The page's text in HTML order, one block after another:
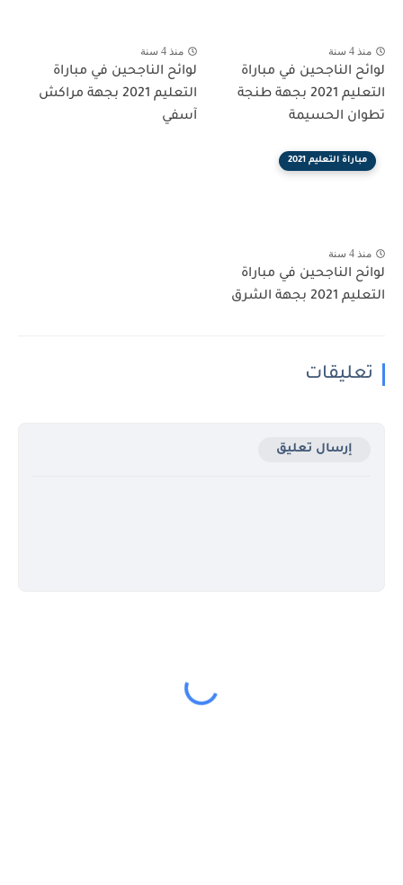
منذ 4 سنة
لوائح الناجحين في مباراة
التعليم 2021 بجهة طنجة
تطوان الحسيمة
منذ 4 سنة
لوائح الناجحين في مباراة
التعليم 2021 بجهة مراكش
آسفي
مباراة التعليم 2021
منذ 4 سنة
لوائح الناجحين في مباراة
التعليم 2021 بجهة الشرق
تعليقات
إرسال تعليق